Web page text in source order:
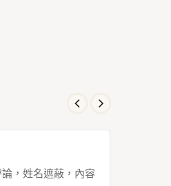
，姓名遮蔽，內容